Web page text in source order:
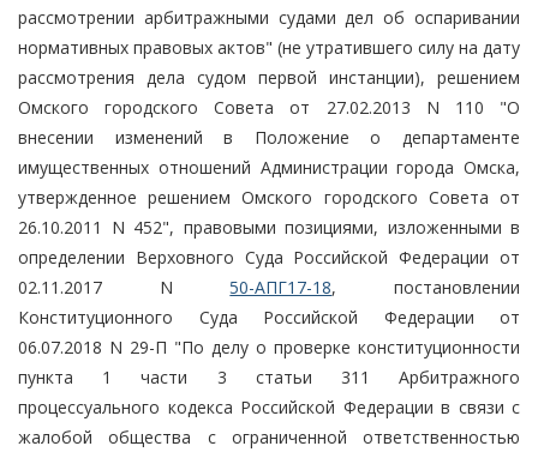
рассмотрении арбитражными судами дел об оспаривании
нормативных правовых актов" (не утратившего силу на дату
рассмотрения дела судом первой инстанции), решением
Омского городского Совета от 27.02.2013 N 110 "О
внесении изменений в Положение о департаменте
имущественных отношений Администрации города Омска,
утвержденное решением Омского городского Совета от
26.10.2011 N 452", правовыми позициями, изложенными в
определении Верховного Суда Российской Федерации от
02.11.2017 N50-АПГ17-18, постановлении
Конституционного Суда Российской Федерации от
06.07.2018 N 29-П "По делу о проверке конституционности
пункта 1 части 3 статьи 311 Арбитражного
процессуального кодекса Российской Федерации в связи с
жалобой общества с ограниченной ответственностью